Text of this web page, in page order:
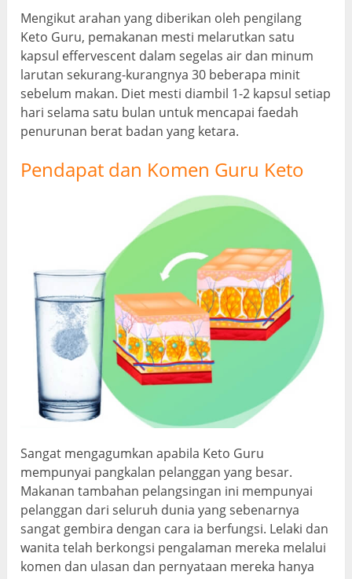
Mengikut arahan yang diberikan oleh pengilang
Keto Guru, pemakanan mesti melarutkan satu
kapsul effervescent dalam segelas air dan minum
larutan sekurang-kurangnya 30 beberapa minit
sebelum makan. Diet mesti diambil 1-2 kapsul setiap
hari selama satu bulan untuk mencapai faedah
penurunan berat badan yang ketara.
Pendapat dan Komen Guru Keto
Sangat mengagumkan apabila Keto Guru
mempunyai pangkalan pelanggan yang besar.
Makanan tambahan pelangsingan ini mempunyai
pelanggan dari seluruh dunia yang sebenarnya
sangat gembira dengan cara ia berfungsi. Lelaki dan
wanita telah berkongsi pengalaman mereka melalui
komen dan ulasan dan pernyataan mereka hanya